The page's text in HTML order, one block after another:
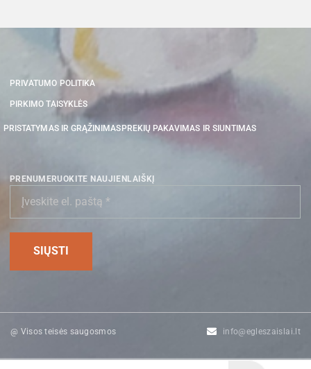
PRIVATUMO POLITIKA
PIRKIMO TAISYKLĖS
PRISTATYMAS IR GRĄŽINIMAS PREKIŲ PAKAVIMAS IR SIUNTIMAS
PRENUMERUOKITE NAUJIENLAIŠKĮ
@ Visos teisės saugosmos info@egleszaislai.lt